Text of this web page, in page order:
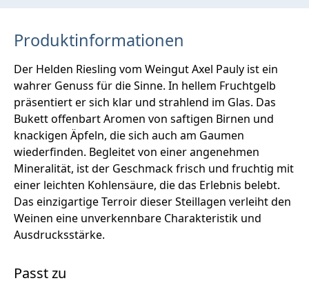
Produktinformationen
Der Helden Riesling vom Weingut Axel Pauly ist ein
wahrer Genuss für die Sinne. In hellem Fruchtgelb
präsentiert er sich klar und strahlend im Glas. Das
Bukett offenbart Aromen von saftigen Birnen und
knackigen Äpfeln, die sich auch am Gaumen
wiederfinden. Begleitet von einer angenehmen
Mineralität, ist der Geschmack frisch und fruchtig mit
einer leichten Kohlensäure, die das Erlebnis belebt.
Das einzigartige Terroir dieser Steillagen verleiht den
Weinen eine unverkennbare Charakteristik und
Ausdrucksstärke.
Passt zu